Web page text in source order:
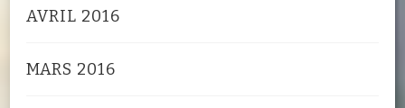
AVRIL 2016
MARS 2016